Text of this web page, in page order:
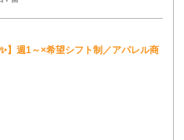
】週1～×希望シフト制／アパレル商